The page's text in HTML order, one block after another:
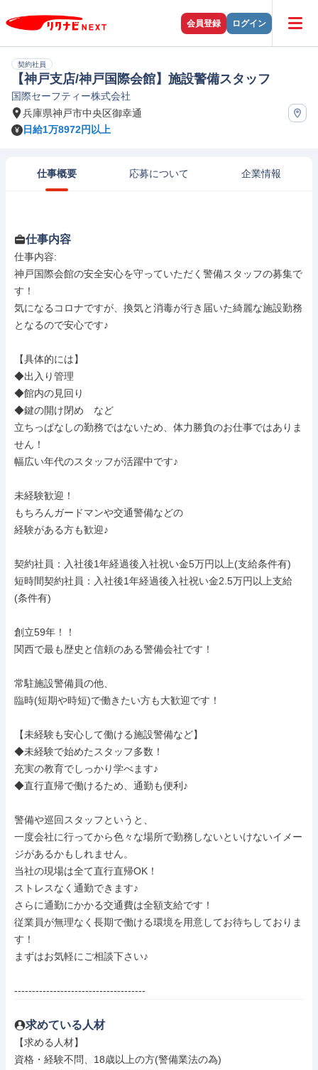
会員登録 ログイン
契約社員
【神戸支店/神戸国際会館】施設警備スタッフ
国際セーフティー株式会社
兵庫県神戸市中央区御幸通
日給1万8972円以上
仕事概要 応募について 企業情報
仕事内容
仕事内容:
神戸国際会館の安全安心を守っていただく警備スタッフの募集で
す！
気になるコロナですが、換気と消毒が行き届いた綺麗な施設勤務
となるので安心です♪
【具体的には】
◆出入り管理
◆館内の見回り
◆鍵の開け閉め　など
立ちっぱなしの勤務ではないため、体力勝負のお仕事ではありま
せん！
幅広い年代のスタッフが活躍中です♪
未経験歓迎！
もちろんガードマンや交通警備などの
経験がある方も歓迎♪
契約社員：入社後1年経過後入社祝い金5万円以上(支給条件有)
短時間契約社員：入社後1年経過後入社祝い金2.5万円以上支給
(条件有)
創立59年！！
関西で最も歴史と信頼のある警備会社です！
常駐施設警備員の他、
臨時(短期や時短)で働きたい方も大歓迎です！
【未経験も安心して働ける施設警備など】
◆未経験で始めたスタッフ多数！
充実の教育でしっかり学べます♪
◆直行直帰で働けるため、通勤も便利♪
警備や巡回スタッフというと、
一度会社に行ってから色々な場所で勤務しないといけないイメー
ジがあるかもしれません。
当社の現場は全て直行直帰OK！
ストレスなく通勤できます♪
さらに通勤にかかる交通費は全額支給です！
従業員が無理なく長期で働ける環境を用意してお待ちしておりま
す！
まずはお気軽にご相談下さい♪
-------------------------------------
求めている人材
【求める人材】
資格・経験不問、18歳以上の方(警備業法の為)